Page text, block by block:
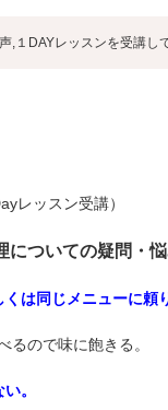
, １DAYレッスンを受講し
レッスン受講）
についての疑問・
は同じメニューに頼
るので味に飽きる。
。